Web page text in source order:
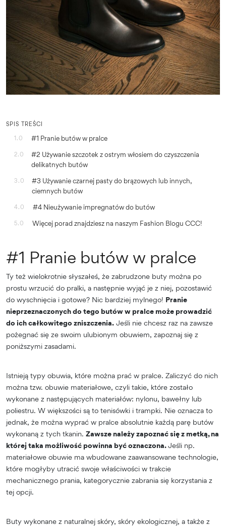
SPIS TREŚCI
1.0
#1 Pranie butów w pralce
2.0
#2 Używanie szczotek z ostrym włosiem do czyszczenia
delikatnych butów
3.0
#3 Używanie czarnej pasty do brązowych lub innych,
ciemnych butów
4.0 #4 Nieużywanie impregnatów do butów
5.0 Więcej porad znajdziesz na naszym Fashion Blogu CCC!
#1 Pranie butów w pralce
Ty też wielokrotnie słyszałeś, że zabrudzone buty można po
prostu wrzucić do pralki, a następnie wyjąć je z niej, pozostawić
do wyschnięcia i gotowe? Nic bardziej mylnego! Pranie
nieprzeznaczonych do tego butów w pralce może prowadzić
do ich całkowitego zniszczenia. Jeśli nie chcesz raz na zawsze
pożegnać się ze swoim ulubionym obuwiem, zapoznaj się z
poniższymi zasadami.
Istnieją typy obuwia, które można prać w pralce. Zaliczyć do nich
można tzw. obuwie materiałowe, czyli takie, które zostało
wykonane z następujących materiałów: nylonu, bawełny lub
poliestru. W większości są to tenisówki i trampki. Nie oznacza to
jednak, że można wyprać w pralce absolutnie każdą parę butów
wykonaną z tych tkanin. Zawsze należy zapoznać się z metką, na
której taka możliwość powinna być oznaczona.Jeśli np.
materiałowe obuwie ma wbudowane zaawansowane technologie,
które mogłyby utracić swoje właściwości w trakcie
mechanicznego prania, kategorycznie zabrania się korzystania z
tej opcji.
Buty wykonane z naturalnej skóry, skóry ekologicznej, a także z